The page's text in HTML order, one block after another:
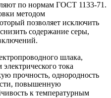
по нормам ГОСТ 1133-71.
методом
позволяет исключить
содержание серы,
шлака,
тока
прочность, однородность
повышенную
к температурным